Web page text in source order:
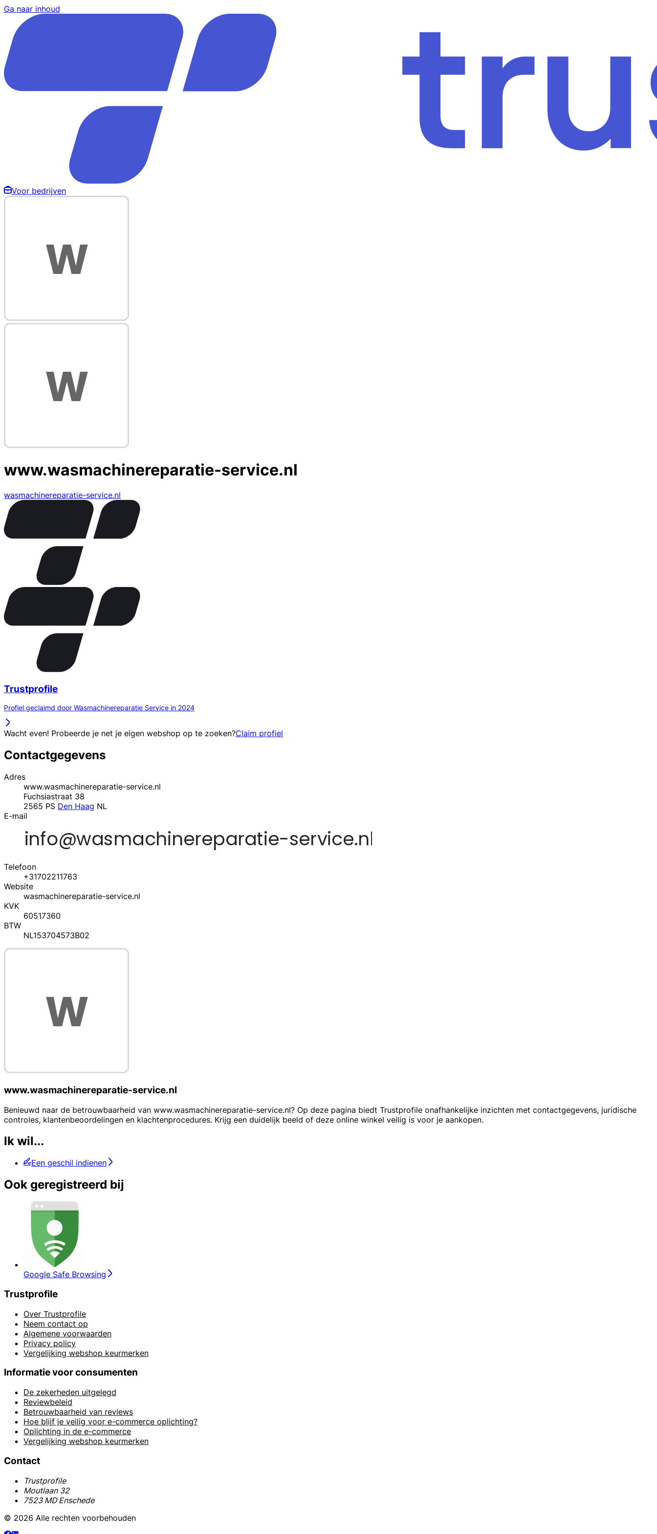
Ga naar inhoud
Voor bedrijven
www.wasmachinereparatie-service.nl
wasmachinereparatie-service.nl
Trustprofile
Profiel geclaimd door Wasmachinereparatie Service in 2024
Wacht even! Probeerde je net je eigen webshop op te zoeken?Claim profiel
Contactgegevens
Adres
www.wasmachinereparatie-service.nl
Fuchsiastraat 38
2565 PS Den Haag NL
E-mail
Telefoon
+31702211763
Website
wasmachinereparatie-service.nl
KVK
60517360
BTW
NL153704573B02
www.wasmachinereparatie-service.nl
Benieuwd naar de betrouwbaarheid van www.wasmachinereparatie-service.nl? Op deze pagina biedt Trustprofile onafhankelijke inzichten met contactgegevens, juridische
controles, klantenbeoordelingen en klachtenprocedures. Krijg een duidelijk beeld of deze online winkel veilig is voor je aankopen.
Ik wil...
Een geschil indienen
Ook geregistreerd bij
Google Safe Browsing
Trustprofile
Over Trustprofile
Neem contact op
Algemene voorwaarden
Privacy policy
Vergelijking webshop keurmerken
Informatie voor consumenten
De zekerheden uitgelegd
Reviewbeleid
Betrouwbaarheid van reviews
Hoe blijf je veilig voor e-commerce oplichting?
Oplichting in de e-commerce
Vergelijking webshop keurmerken
Contact
Trustprofile
Moutlaan 32
7523 MD Enschede
© 2026 Alle rechten voorbehouden